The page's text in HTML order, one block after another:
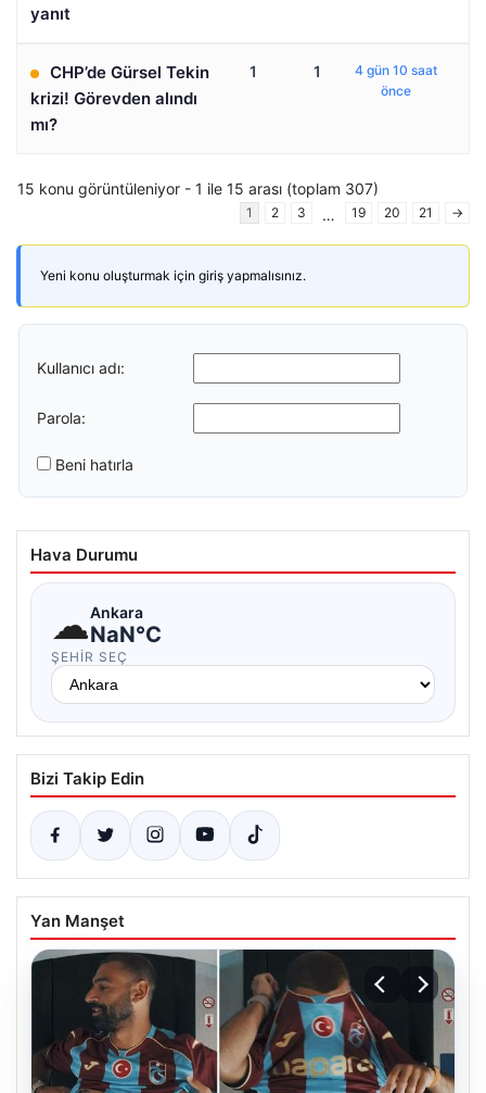
yanıt
CHP’de Gürsel Tekin
krizi! Görevden alındı
mı?
1 1
4 gün 10 saat
önce
15 konu görüntüleniyor - 1 ile 15 arası (toplam 307)
1 2 3 … 19 20 21 →
Yeni konu oluşturmak için giriş yapmalısınız.
Kullanıcı adı:
Parola:
Beni hatırla
Hava Durumu
☁Ankara
NaN°C
ŞEHIR SEÇ
Bizi Takip Edin
Yan Manşet